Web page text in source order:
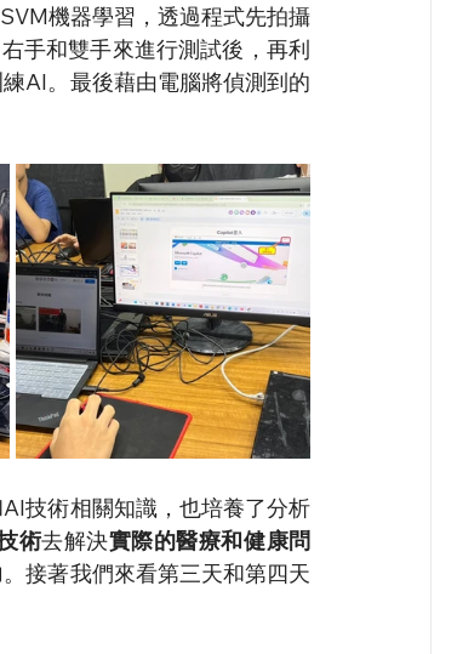
機器學習，透過程式先拍攝
手和雙手來進行測試後，再利
AI。 最後藉由電腦將偵測到的
技術相關知識，也培養了分析
術去解決實際的醫療和健康問
。接著我們來看第三天和第四天